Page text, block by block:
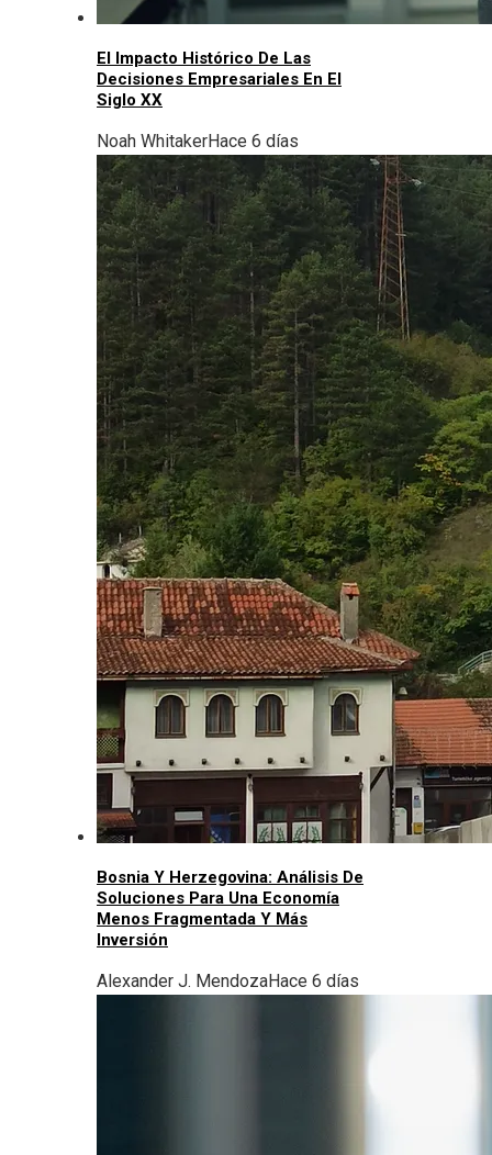
El Impacto Histórico De Las
Decisiones Empresariales En El
Siglo XX
Noah WhitakerHace 6 días
Bosnia Y Herzegovina: Análisis De
Soluciones Para Una Economía
Menos Fragmentada Y Más
Inversión
Alexander J. MendozaHace 6 días